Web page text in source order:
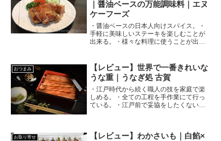
｜醤油ベースの万能調味料｜エヌ
ケーフーズ
・醤油ベースの日本人向けスパイス。・
手軽に美味しいステーキを楽しむことが
出来る。・様々な料理に使うことが出来
おつまみ
【レビュー】世界で一番きれいな
うな重｜うなぎ処 古賀
・江戸時代から続く職人の技を家庭で楽
しめる。・全ての工程を手作業にて行っ
ている。・江戸前で妥協をしたくないの
お取り寄せ
【レビュー】わかさいも｜白餡×